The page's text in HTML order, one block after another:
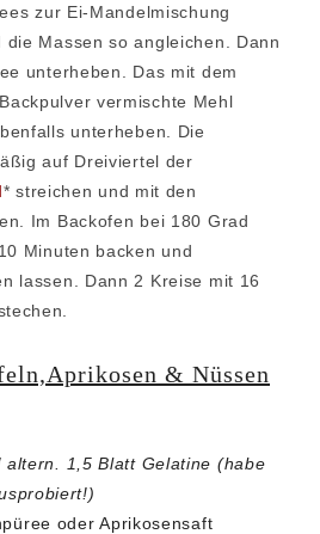
zur Ei-Mandelmischung
Massen so angleichen. Dann
unterheben. Das mit dem
vermischte Mehl
unterheben. Die
auf Dreiviertel der
* streichen und mit den
Im Backofen bei 180 Grad
Minuten backen und
lassen. Dann 2 Kreise mit 16
& Nüssen
altern. 1,5 Blatt Gelatine (habe
oder Aprikosensaft